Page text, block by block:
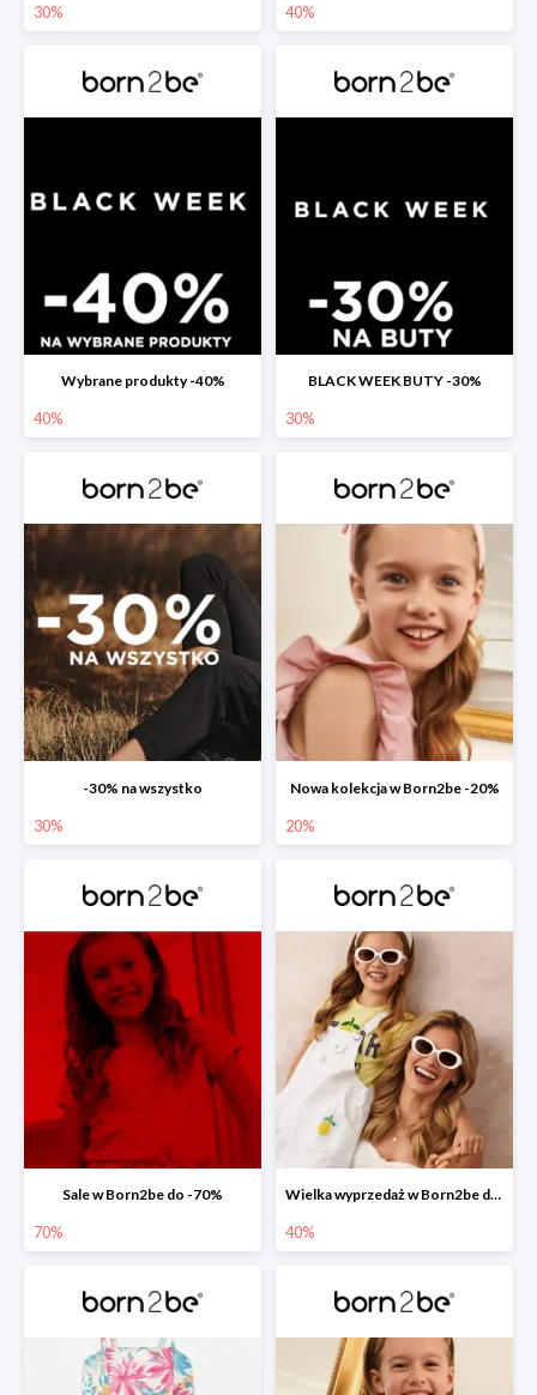
30% 40%
Wybrane produkty -40%
40%
BLACK WEEK BUTY -30%
30%
-30% na wszystko
30%
Nowa kolekcja w Born2be -20%
20%
Sale w Born2be do -70%
70%
Wielka wyprzedaż w Born2be do -40%
40%